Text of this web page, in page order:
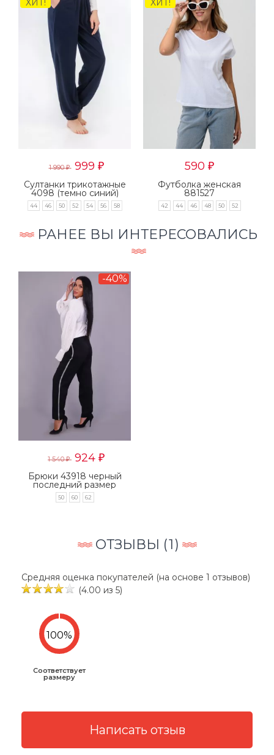
ХИТ!
1 990₽ 999 ₽
Султанки трикотажные
4098 (темно синий)
44 46 50 52 54 56 58
ХИТ!
590 ₽
Футболка женская
881527
42 44 46 48 50 52
РАНЕЕ ВЫ ИНТЕРЕСОВАЛИСЬ
-40%
1 540₽ 924 ₽
Брюки 43918 черный
последний размер
50 60 62
ОТЗЫВЫ (1)
Средняя оценка покупателей (на основе 1 отзывов)
(4.00 из 5)
Соответствует
размеру